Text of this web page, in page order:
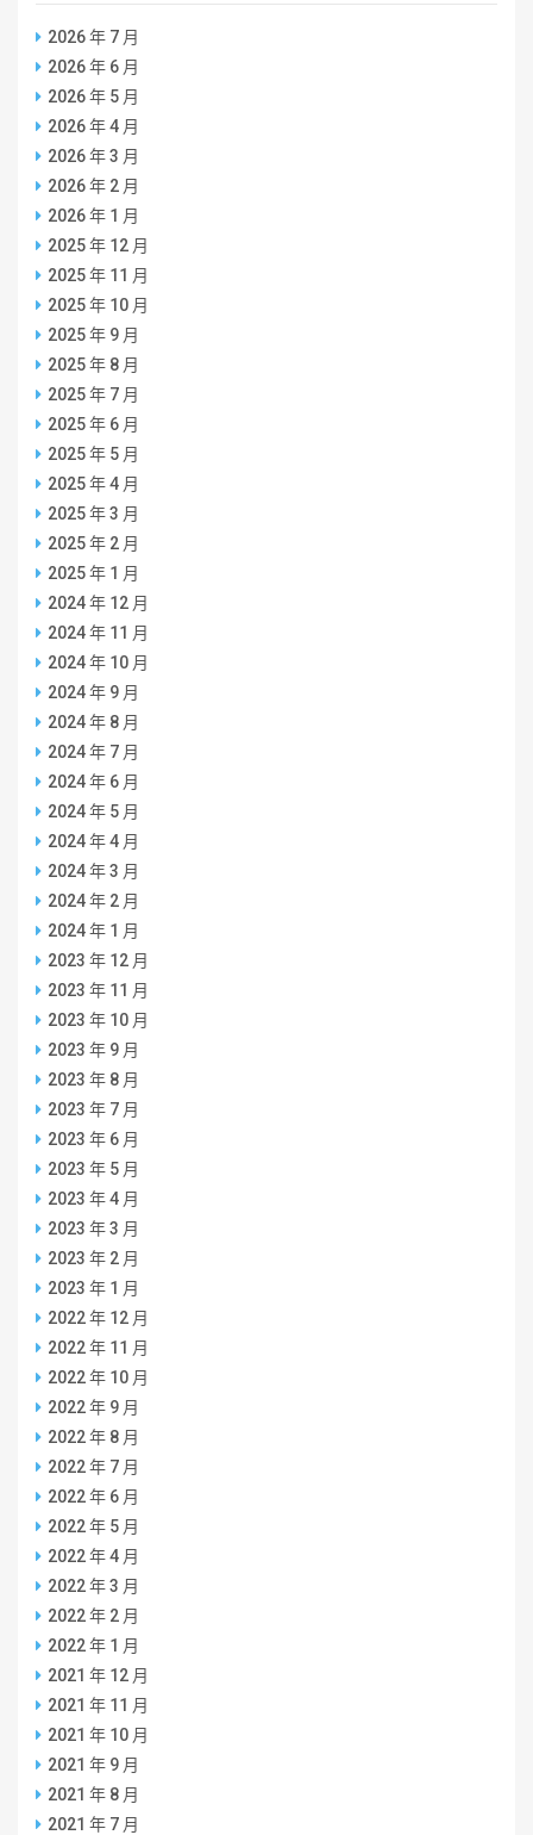
2026 年 7 月
2026 年 6 月
2026 年 5 月
2026 年 4 月
2026 年 3 月
2026 年 2 月
2026 年 1 月
2025 年 12 月
2025 年 11 月
2025 年 10 月
2025 年 9 月
2025 年 8 月
2025 年 7 月
2025 年 6 月
2025 年 5 月
2025 年 4 月
2025 年 3 月
2025 年 2 月
2025 年 1 月
2024 年 12 月
2024 年 11 月
2024 年 10 月
2024 年 9 月
2024 年 8 月
2024 年 7 月
2024 年 6 月
2024 年 5 月
2024 年 4 月
2024 年 3 月
2024 年 2 月
2024 年 1 月
2023 年 12 月
2023 年 11 月
2023 年 10 月
2023 年 9 月
2023 年 8 月
2023 年 7 月
2023 年 6 月
2023 年 5 月
2023 年 4 月
2023 年 3 月
2023 年 2 月
2023 年 1 月
2022 年 12 月
2022 年 11 月
2022 年 10 月
2022 年 9 月
2022 年 8 月
2022 年 7 月
2022 年 6 月
2022 年 5 月
2022 年 4 月
2022 年 3 月
2022 年 2 月
2022 年 1 月
2021 年 12 月
2021 年 11 月
2021 年 10 月
2021 年 9 月
2021 年 8 月
2021 年 7 月